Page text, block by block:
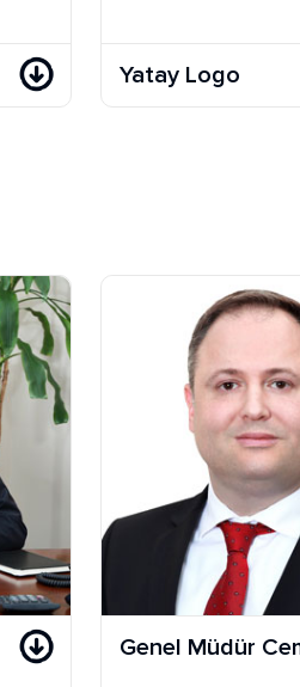
Yatay Logo
Genel Müdür